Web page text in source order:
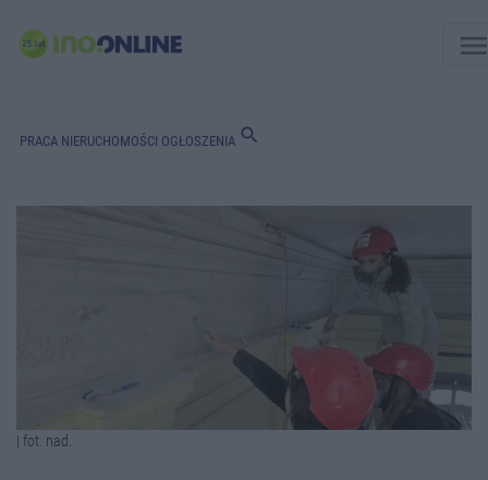
PRACA NIERUCHOMOŚCI OGŁOSZENIA search
| fot. nad.